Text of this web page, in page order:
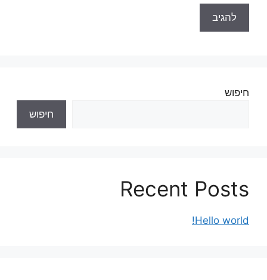
חיפוש
חיפוש
Recent Posts
Hello world!